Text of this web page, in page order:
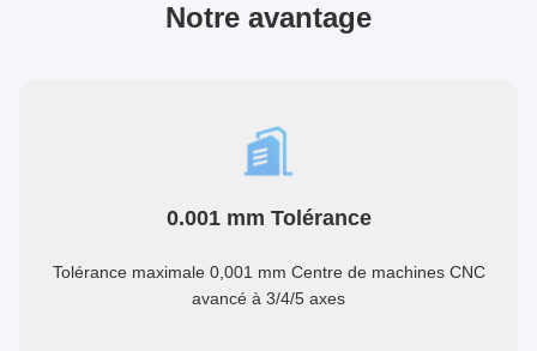
Notre avantage
0.001 mm Tolérance
Tolérance maximale 0,001 mm Centre de machines CNC
avancé à 3/4/5 axes